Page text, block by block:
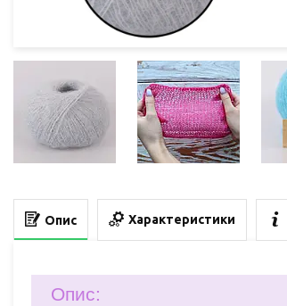
Опис Характеристики
Опис: